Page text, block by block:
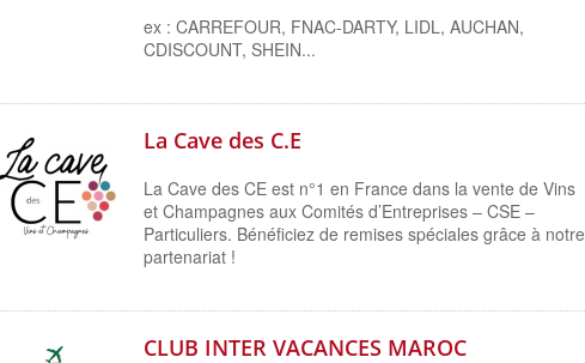
ex : CARREFOUR, FNAC-DARTY, LIDL, AUCHAN,
CDISCOUNT, SHEIN...
La Cave des C.E
La Cave des CE est n°1 en France dans la vente de Vins
et Champagnes aux Comités d’Entreprises – CSE –
Particuliers. Bénéficiez de remises spéciales grâce à notre
partenariat !
CLUB INTER VACANCES MAROC